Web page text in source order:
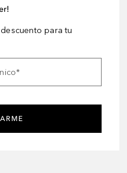
para tu
*